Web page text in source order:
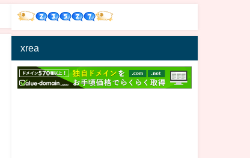
xrea